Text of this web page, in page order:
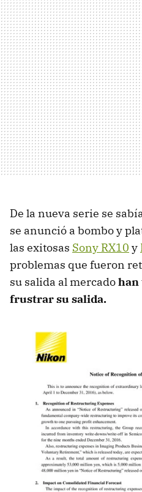
De la nueva serie se
se anunció a bombo y
las exitosas Sony RX10 y
problemas que fueron
su salida al mercadohan
frustrar su salida.